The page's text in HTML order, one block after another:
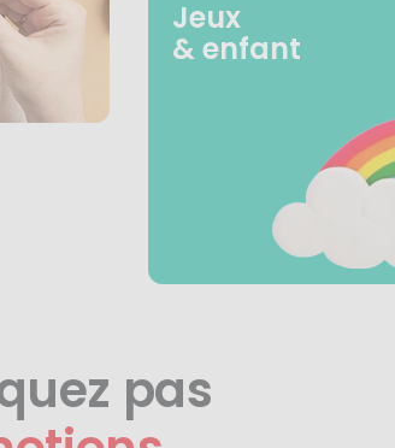
Jeux
& enfant
pas